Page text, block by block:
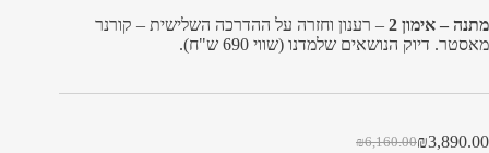
מתנה – אימון 2
– רענון וחזרה על ההדרכה השלישית – קורנר
מאסטר. דיוק הנושאים שלמדנו (שווי 690 ש"ח).
₪6,160.00₪3,890.00